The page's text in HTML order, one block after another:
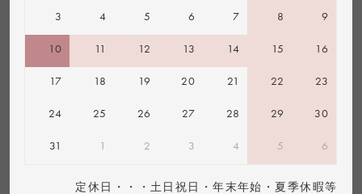
3 4 5 6 7 8 9
10 11 12 13 14 15 16
17 18 19 20 21 22 23
24 25 26 27 28 29 30
31 1 2 3 4 5 6
定休日・・・土日祝日・年末年始・夏季休暇等